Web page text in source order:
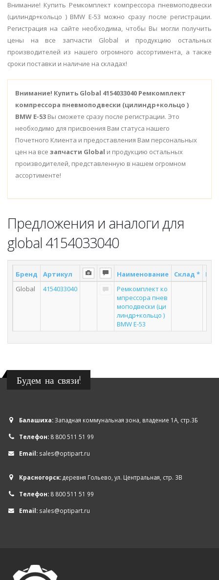
Внимание! Купить Ремкомплект компрессора пневмоподвески
(цилиндр+кольцо ) BMW E-53 можно сразу после регистрации.
Регистрация на сайте необходима, чтобы Вы могли получить
цены на все запчасти Global и продукцию остальных
производителей из нашего огромного ассортимента, а также
сроки поставки и наличие на складах!
Внимание! Купить Global 4154033040 Ремкомплект
компрессора пневмоподвески (цилиндр+кольцо )
BMW E-53 Вы сможете сразу после регистрации. Это
необходимо для присвоения Вам статуса нашего
Почетного Клиента и предоставления Вам персональных
цен на все запчасти Global и продукцию остальных
производителей, представленную в нашем огромном
ассортименте!
Предложения и аналоги для
global 4154033040
Бренд Артикул Наименование Склад *
Global
4154033040
Ремкомплект ко
мпрессора пнев
моподвески (ци
линдр+кольцо )
BMW E-53
Будем на связи!
Балашиха:Западная коммунальная зона, владение 1А, стр.3Б
Телефон: 8 800 511 51 99
Email: sales@optipart.ru
Красногорск:деревня Гольево, ул. Центральная, стр. 3В
Телефон: 8 800 511 51 99
Email: sales@optipart.ru